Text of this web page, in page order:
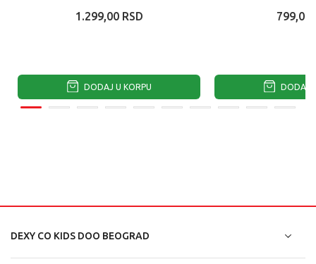
1.299,00 RSD
DODAJ U KORPU
799,00
DODAJ
DEXY CO KIDS DOO BEOGRAD